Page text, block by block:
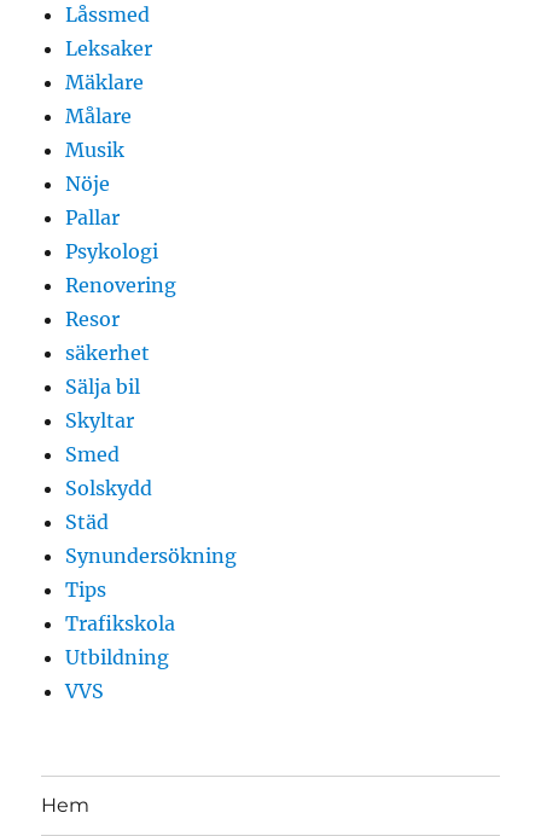
Låssmed
Leksaker
Mäklare
Målare
Musik
Nöje
Pallar
Psykologi
Renovering
Resor
säkerhet
Sälja bil
Skyltar
Smed
Solskydd
Städ
Synundersökning
Tips
Trafikskola
Utbildning
VVS
Hem